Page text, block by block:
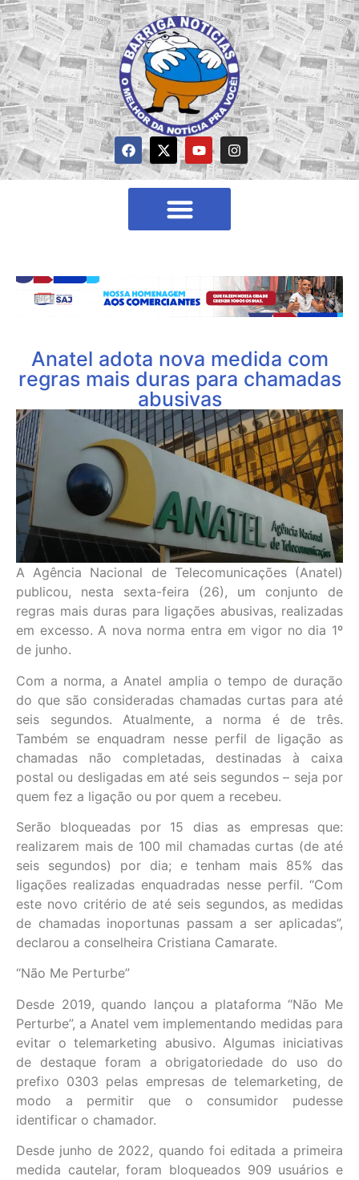
Anatel adota nova medida com
regras mais duras para chamadas
abusivas
A Agência Nacional de Telecomunicações (Anatel)
publicou, nesta sexta-feira (26), um conjunto de
regras mais duras para ligações abusivas, realizadas
em excesso. A nova norma entra em vigor no dia 1º
de junho.
Com a norma, a Anatel amplia o tempo de duração
do que são consideradas chamadas curtas para até
seis segundos. Atualmente, a norma é de três.
Também se enquadram nesse perfil de ligação as
chamadas não completadas, destinadas à caixa
postal ou desligadas em até seis segundos – seja por
quem fez a ligação ou por quem a recebeu.
Serão bloqueadas por 15 dias as empresas que:
realizarem mais de 100 mil chamadas curtas (de até
seis segundos) por dia; e tenham mais 85% das
ligações realizadas enquadradas nesse perfil. “Com
este novo critério de até seis segundos, as medidas
de chamadas inoportunas passam a ser aplicadas”,
declarou a conselheira Cristiana Camarate.
“Não Me Perturbe”
Desde 2019, quando lançou a plataforma “Não Me
Perturbe”, a Anatel vem implementando medidas para
evitar o telemarketing abusivo. Algumas iniciativas
de destaque foram a obrigatoriedade do uso do
prefixo 0303 pelas empresas de telemarketing, de
modo a permitir que o consumidor pudesse
identificar o chamador.
Desde junho de 2022, quando foi editada a primeira
medida cautelar, foram bloqueados 909 usuários e